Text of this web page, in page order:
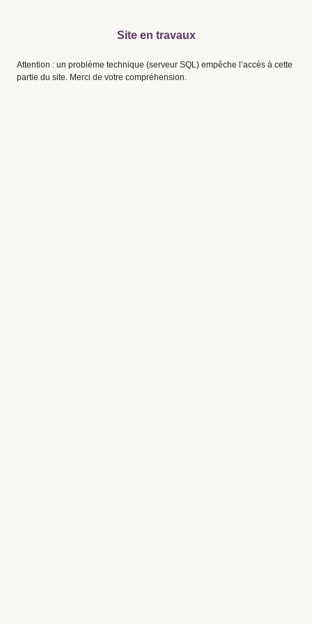
Site en travaux
Attention : un problème technique (serveur SQL) empêche l’accès à cette
partie du site. Merci de votre compréhension.